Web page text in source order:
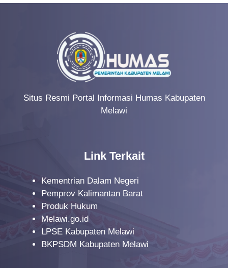
Situs Resmi Portal Informasi Humas Kabupaten
Melawi
Link Terkait
Kementrian Dalam Negeri
Pemprov Kalimantan Barat
Produk Hukum
Melawi.go.id
LPSE Kabupaten Melawi
BKPSDM Kabupaten Melawi